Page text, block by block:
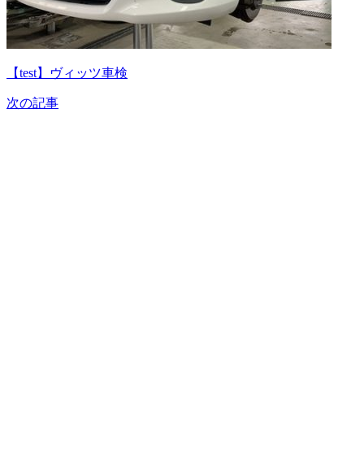
【test】ヴィッツ車検
次の記事